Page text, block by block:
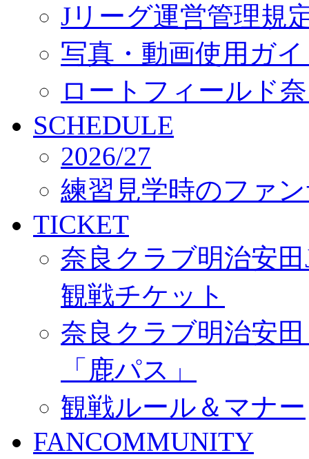
Jリーグ運営管理規
写真・動画使用ガ
ロートフィールド
SCHEDULE
2026/27
練習見学時のファ
TICKET
奈良クラブ明治安
観戦チケット
奈良クラブ明治安
「鹿パス」
観戦ルール＆マナー
FANCOMMUNITY